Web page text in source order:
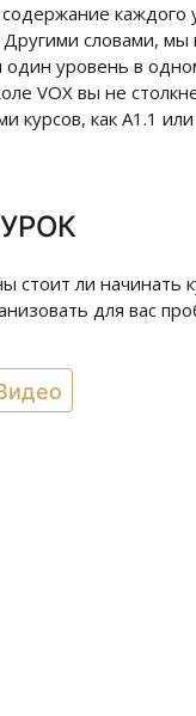
каждого
Другими словами, мы
один уровень в
VOX вы не
курсов, как A1.1 или
стоит ли начинать
для вас